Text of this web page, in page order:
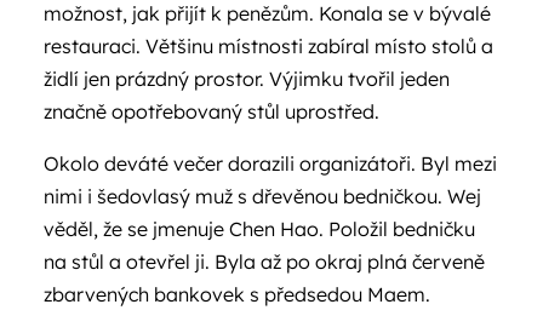
možnost, jak přijít k penězům. Konala se v bývalé
restauraci. Většinu místnosti zabíral místo stolů a
židlí jen prázdný prostor. Výjimku tvořil jeden
značně opotřebovaný stůl uprostřed.
Okolo deváté večer dorazili organizátoři. Byl mezi
nimi i šedovlasý muž s dřevěnou bedničkou. Wej
věděl, že se jmenuje Chen Hao. Položil bedničku
na stůl a otevřel ji. Byla až po okraj plná červeně
zbarvených bankovek s předsedou Maem.